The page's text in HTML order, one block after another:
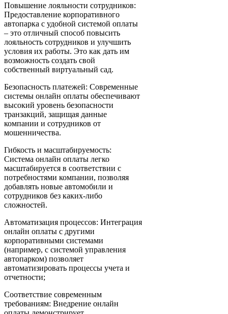
Повышение лояльности сотрудников:
Предоставление корпоративного
автопарка с удобной системой оплаты
– это отличный способ повысить
лояльность сотрудников и улучшить
условия их работы. Это как дать им
возможность создать свой
собственный виртуальный сад.
Безопасность платежей: Современные
системы онлайн оплаты обеспечивают
высокий уровень безопасности
транзакций, защищая данные
компании и сотрудников от
мошенничества.
Гибкость и масштабируемость:
Система онлайн оплаты легко
масштабируется в соответствии с
потребностями компании, позволяя
добавлять новые автомобили и
сотрудников без каких-либо
сложностей.
Автоматизация процессов: Интеграция
онлайн оплаты с другими
корпоративными системами
(например, с системой управления
автопарком) позволяет
автоматизировать процессы учета и
отчетности;
Соответствие современным
требованиям: Внедрение онлайн